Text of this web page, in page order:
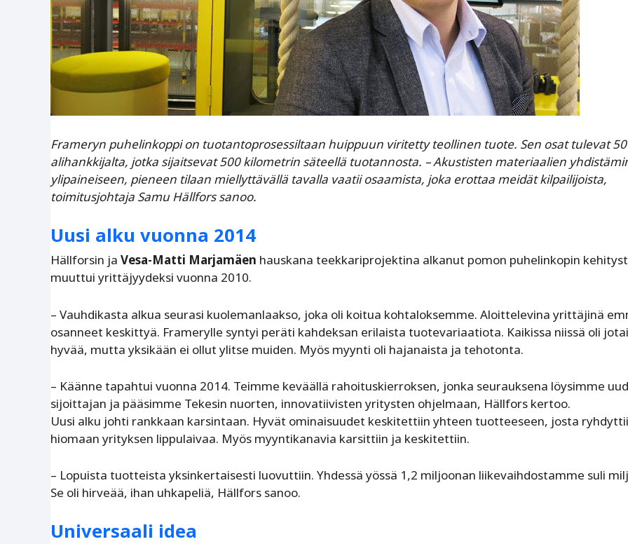
Frameryn puhelinkoppi on tuotantoprosessiltaan huippuun viritetty teollinen tuote. Sen osat tulevat 50
alihankkijalta, jotka sijaitsevat 500 kilometrin säteellä tuotannosta. – Akustisten materiaalien
ylipaineiseen, pieneen tilaan miellyttävällä tavalla vaatii osaamista, joka erottaa meidät kilpailijoista,
toimitusjohtaja Samu Hällfors sanoo.
Uusi alku vuonna 2014
Hällforsin ja Vesa-Matti Marjamäen hauskana teekkariprojektina alkanut pomon puhelinkopin
muuttui yrittäjyydeksi vuonna 2010.
– Vauhdikasta alkua seurasi kuolemanlaakso, joka oli koitua kohtaloksemme. Aloittelevina yrittäjinä
osanneet keskittyä. Framerylle syntyi peräti kahdeksan erilaista tuotevariaatiota. Kaikissa niissä oli
hyvää, mutta yksikään ei ollut ylitse muiden. Myös myynti oli hajanaista ja tehotonta.
– Käänne tapahtui vuonna 2014. Teimme keväällä rahoituskierroksen, jonka seurauksena löysimme
sijoittajan ja pääsimme Tekesin nuorten, innovatiivisten yritysten ohjelmaan, Hällfors kertoo.
Uusi alku johti rankkaan karsintaan. Hyvät ominaisuudet keskitettiin yhteen tuotteeseen, josta
hiomaan yrityksen lippulaivaa. Myös myyntikanavia karsittiin ja keskitettiin.
– Lopuista tuotteista yksinkertaisesti luovuttiin. Yhdessä yössä 1,2 miljoonan liikevaihdostamme suli
Se oli hirveää, ihan uhkapeliä, Hällfors sanoo.
Universaali idea